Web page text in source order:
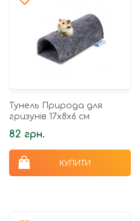
Тунель Природа для
гризунів 17х8х6 см
82 грн.
КУПИТИ